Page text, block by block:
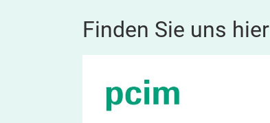
Finden Sie uns hier